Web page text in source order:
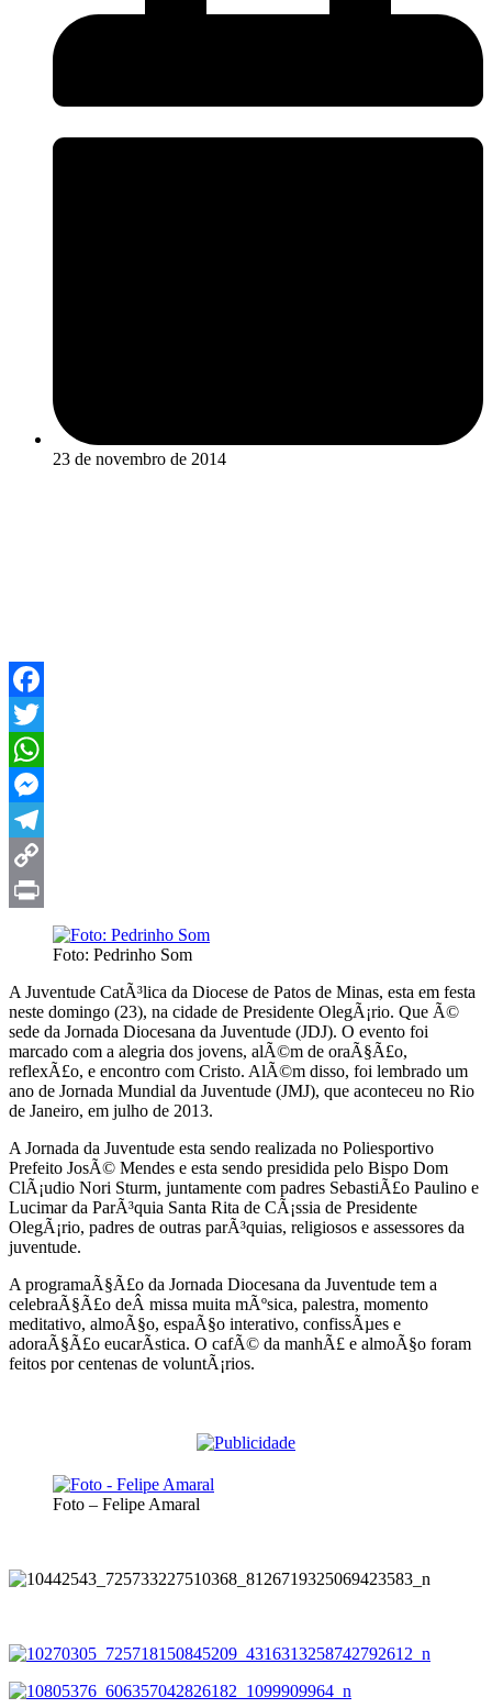
23 de novembro de 2014
Facebook
Twitter
WhatsApp
Messenger
Telegram
Copy
Foto: Pedrinho Som
A Juventude CatÃ³lica da Diocese de Patos de Minas, esta em festa
neste domingo (23), na cidade de Presidente OlegÃ¡rio. Que Ã©
sede da Jornada Diocesana da Juventude (JDJ). O evento foi
marcado com a alegria dos jovens, alÃ©m de oraÃ§Ã£o,
reflexÃ£o, e encontro com Cristo. AlÃ©m disso, foi lembrado um
ano de Jornada Mundial da Juventude (JMJ), que aconteceu no Rio
de Janeiro, em julho de 2013.
A Jornada da Juventude esta sendo realizada no Poliesportivo
Prefeito JosÃ© Mendes e esta sendo presidida pelo Bispo Dom
ClÃ¡udio Nori Sturm, juntamente com padres SebastiÃ£o Paulino e
Lucimar da ParÃ³quia Santa Rita de CÃ¡ssia de Presidente
OlegÃ¡rio, padres de outras parÃ³quias, religiosos e assessores da
juventude.
A programaÃ§Ã£o da Jornada Diocesana da Juventude tem a
celebraÃ§Ã£o deÂ missa muita mÃºsica, palestra, momento
meditativo, almoÃ§o, espaÃ§o interativo, confissÃµes e
adoraÃ§Ã£o eucarÃ­stica. O cafÃ© da manhÃ£ e almoÃ§o foram
feitos por centenas de voluntÃ¡rios.
Foto – Felipe Amaral